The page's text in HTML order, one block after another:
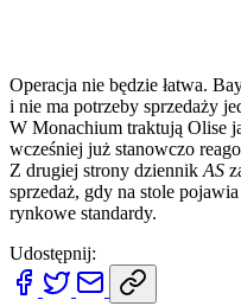
Operacja nie będzie łatwa.
i nie ma potrzeby sprzedaży
W Monachium traktują Olise
wcześniej już stanowczo
Z drugiej strony dziennik AS
sprzedaż, gdy na stole
rynkowe standardy.
Udostępnij: